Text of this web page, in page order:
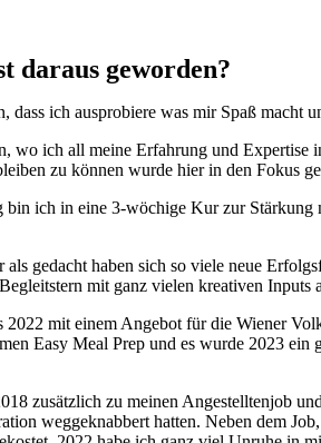
daraus geworden?
ich ausprobiere was mir Spaß macht
wo ich all meine Erfahrung und Expertise
zu können wurde hier in den Fokus
ich in eine 3-wöchige Kur zur Stärkung
gedacht haben sich so viele neue
mit ganz vielen kreativen Inputs
2022 mit einem Angebot für die Wiener
Easy Meal Prep und es wurde 2023 ein
zusätzlich zu meinen Angestelltenjob
weggeknabbert hatten. Neben dem